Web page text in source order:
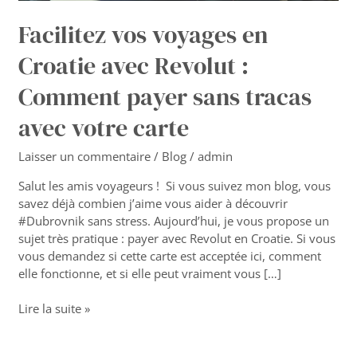
Facilitez vos voyages en
Croatie avec Revolut :
Comment payer sans tracas
avec votre carte
Laisser un commentaire / Blog /admin
Salut les amis voyageurs ! Si vous suivez mon blog, vous
savez déjà combien j’aime vous aider à découvrir
#Dubrovnik sans stress. Aujourd’hui, je vous propose un
sujet très pratique : payer avec Revolut en Croatie. Si vous
vous demandez si cette carte est acceptée ici, comment
elle fonctionne, et si elle peut vraiment vous […]
avec
votre
carte
Lire la suite »